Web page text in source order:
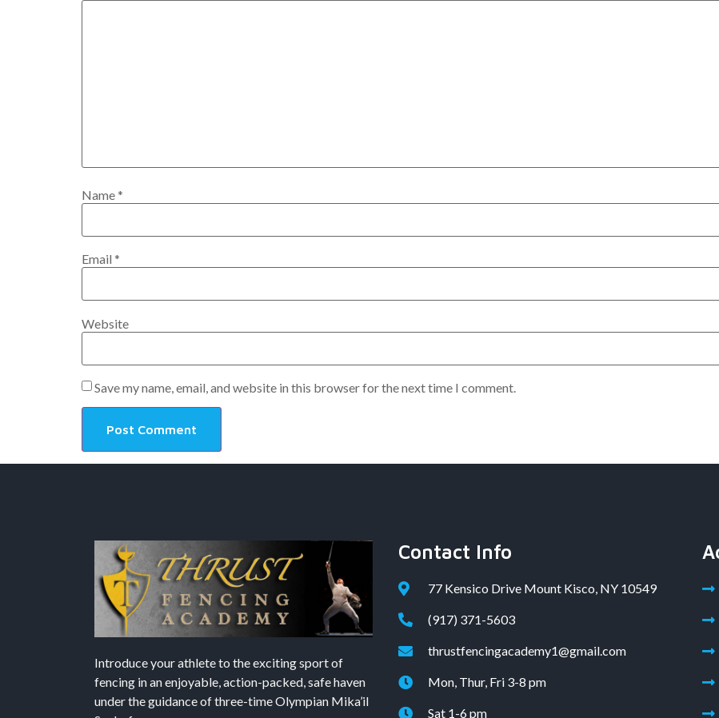
Name*
Email *
Website
Save my name, email, and website in this browser for the next time I comment.
Introduce your athlete to the exciting sport of
fencing in an enjoyable, action-packed, safe haven
under the guidance of three-time Olympian Mika’il
Contact Info
77 Kensico Drive Mount Kisco, NY 10549
(917) 371-5603
thrustfencingacademy1@gmail.com
Mon, Thur, Fri 3-8 pm
Sat 1-6 pm